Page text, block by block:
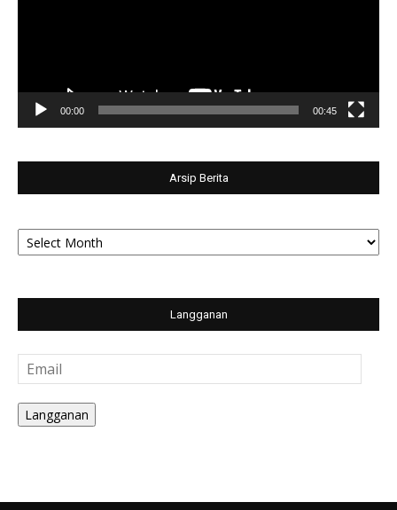
00:00 00:45
Arsip Berita
Arsip
Berita
Langganan
Email
Langganan